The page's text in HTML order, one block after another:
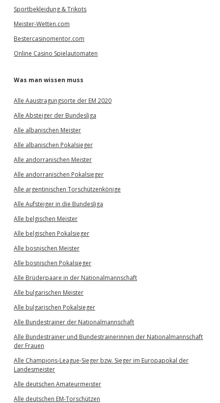
Sportbekleidung & Trikots
Meister-Wetten.com
Bestercasinomentor.com
Online Casino Spielautomaten
Was man wissen muss
Alle Aaustragungsorte der EM 2020
Alle Absteiger der Bundesliga
Alle albanischen Meister
Alle albanischen Pokalsieger
Alle andorranischen Meister
Alle andorranischen Pokalsieger
Alle argentinischen Torschützenkönige
Alle Aufsteiger in die Bundesliga
Alle belgischen Meister
Alle belgischen Pokalsieger
Alle bosnischen Meister
Alle bosnischen Pokalsieger
Alle Brüderpaare in der Nationalmannschaft
Alle bulgarischen Meister
Alle bulgarischen Pokalsieger
Alle Bundestrainer der Nationalmannschaft
Alle Bundestrainer und Bundestrainerinnen der Nationalmannschaft
der Frauen
Alle Champions-League-Sieger bzw. Sieger im Europapokal der
Landesmeister
Alle deutschen Amateurmeister
Alle deutschen EM-Torschützen